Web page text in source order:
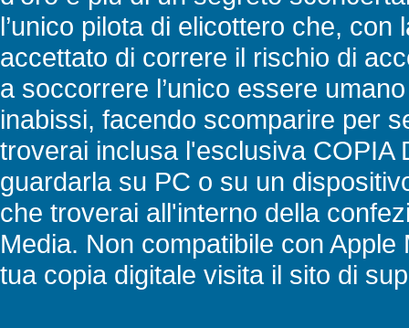
l’unico pilota di elicottero che,
accettato di correre il rischio di
a soccorrere l’unico essere
inabissi, facendo scomparire per
troverai inclusa l'esclusiva COPIA
guardarla su PC o su un
che troverai all'interno della
Media. Non compatibile con
tua copia digitale visita il sito di